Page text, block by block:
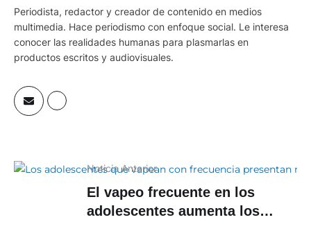
Periodista, redactor y creador de contenido en medios
multimedia. Hace periodismo con enfoque social. Le interesa
conocer las realidades humanas para plasmarlas en
productos escritos y audiovisuales.
Noticia Anterior
El vapeo frecuente en los
adolescentes aumenta los